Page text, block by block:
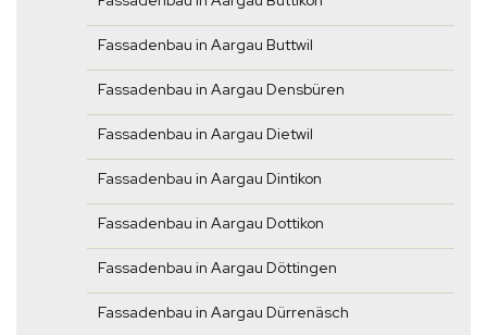
Fassadenbau in Aargau Buttwil
Fassadenbau in Aargau Densbüren
Fassadenbau in Aargau Dietwil
Fassadenbau in Aargau Dintikon
Fassadenbau in Aargau Dottikon
Fassadenbau in Aargau Döttingen
Fassadenbau in Aargau Dürrenäsch